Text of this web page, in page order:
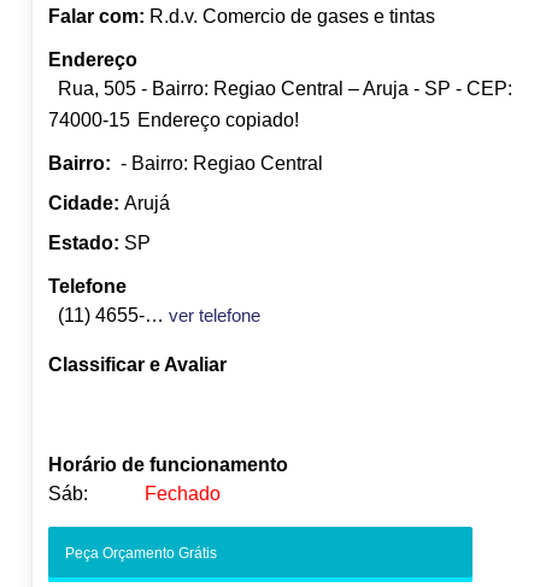
Falar com: R.d.v. Comercio de gases e tintas
Endereço
Rua, 505 - Bairro: Regiao Central – Aruja - SP - CEP:
74000-15 Endereço copiado!
Bairro: - Bairro: Regiao Central
Cidade: Arujá
Estado: SP
Telefone
(11) 4655-4891
ver telefone
Classificar e Avaliar
Horário de funcionamento
Sáb:
Fechado
-
Peça Orçamento Grátis